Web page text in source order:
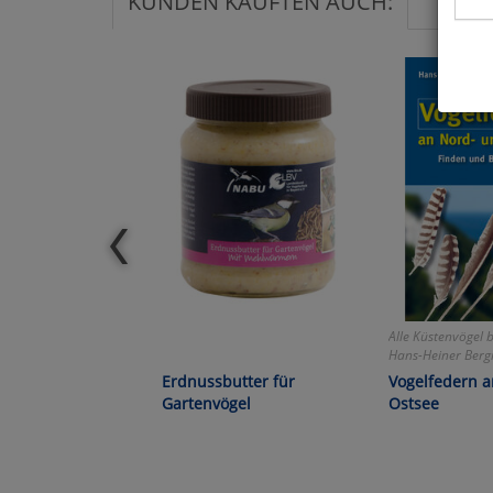
Erdnussbutter für
Gartenvögel
Alle Küstenvögel
Hans-Heiner
Vogelfedern
Ostsee